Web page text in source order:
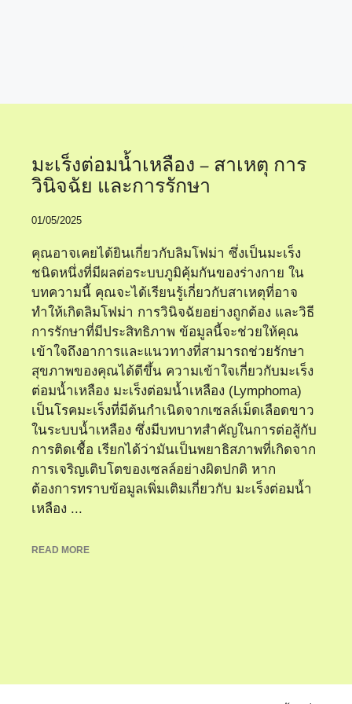
มะเร็งต่อมน้ำเหลือง – สาเหตุ การ
วินิจฉัย และการรักษา
01/05/2025
คุณอาจเคยได้ยินเกี่ยวกับลิมโฟม่า ซึ่งเป็นมะเร็ง
ชนิดหนึ่งที่มีผลต่อระบบภูมิคุ้มกันของร่างกาย ใน
บทความนี้ คุณจะได้เรียนรู้เกี่ยวกับสาเหตุที่อาจ
ทำให้เกิดลิมโฟม่า การวินิจฉัยอย่างถูกต้อง และวิธี
การรักษาที่มีประสิทธิภาพ ข้อมูลนี้จะช่วยให้คุณ
เข้าใจถึงอาการและแนวทางที่สามารถช่วยรักษา
สุขภาพของคุณได้ดีขึ้น ความเข้าใจเกี่ยวกับมะเร็ง
ต่อมน้ำเหลือง มะเร็งต่อมน้ำเหลือง (Lymphoma)
เป็นโรคมะเร็งที่มีต้นกำเนิดจากเซลล์เม็ดเลือดขาว
ในระบบน้ำเหลือง ซึ่งมีบทบาทสำคัญในการต่อสู้กับ
การติดเชื้อ เรียกได้ว่ามันเป็นพยาธิสภาพที่เกิดจาก
การเจริญเติบโตของเซลล์อย่างผิดปกติ หาก
ต้องการทราบข้อมูลเพิ่มเติมเกี่ยวกับ มะเร็งต่อมน้ำ
เหลือง ...
READ MORE